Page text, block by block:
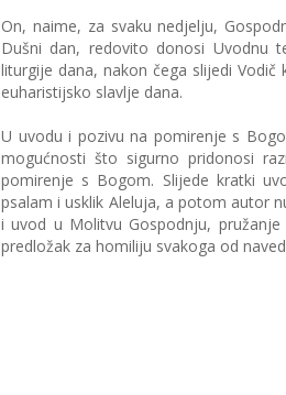
On, naime, za svaku nedjelju,
Dušni dan, redovito donosi Uvodnu
liturgije dana, nakon čega slijedi
euharistijsko slavlje dana.
U uvodu i pozivu na pomirenje s
mogućnosti što sigurno pridonosi
pomirenje s Bogom. Slijede kratki
psalam i usklik Aleluja, a potom autor
i uvod u Molitvu Gospodnju,
predložak za homiliju svakoga od